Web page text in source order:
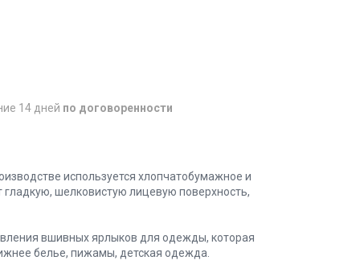
14 дней по договоренности
используется хлопчатобумажное и
шелковистую лицевую поверхность,
вшивных ярлыков для одежды, которая
белье, пижамы, детская одежда.